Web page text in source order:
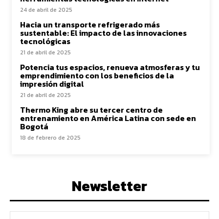
24 de abril de 2025
Hacia un transporte refrigerado más
sustentable: El impacto de las innovaciones
tecnológicas
21 de abril de 2025
Potencia tus espacios, renueva atmosferas y tu
emprendimiento con los beneficios de la
impresión digital
21 de abril de 2025
Thermo King abre su tercer centro de
entrenamiento en América Latina con sede en
Bogotá
18 de febrero de 2025
Newsletter